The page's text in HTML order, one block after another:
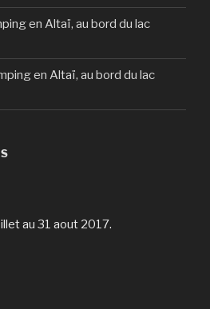
en Altaï, au bord du lac
en Altaï, au bord du lac
au 31 aout 2017.